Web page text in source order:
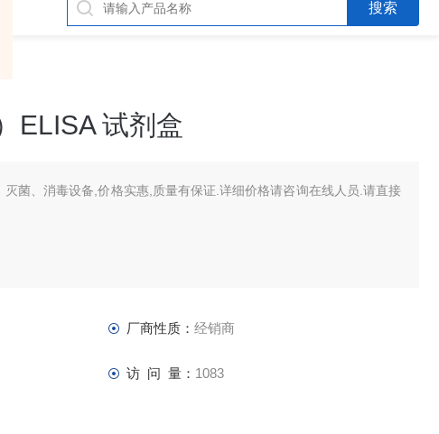
ELISA 试剂盒
灭菌、消毒设备,价格实惠,质量有保证.详细价格请咨询在线人员.请直接
厂商性质： 经销商
访 问 量： 1083